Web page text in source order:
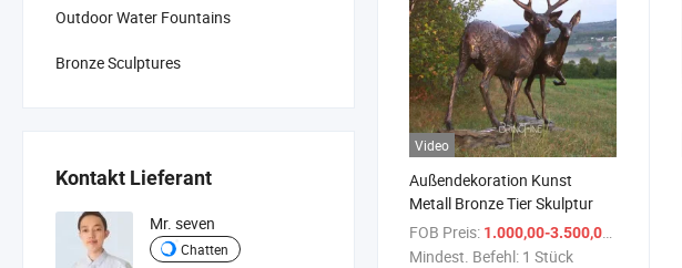
Outdoor Water Fountains
Bronze Sculptures
Kontakt Lieferant
Mr. seven
Chatten
Video
Außendekoration Kunst
Metall Bronze Tier Skulptur
FOB Preis: 1.000,00-3.500,00 $
Mindest. Befehl: 1 Stück